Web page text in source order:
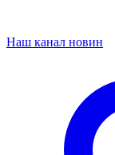
Наш канал новин